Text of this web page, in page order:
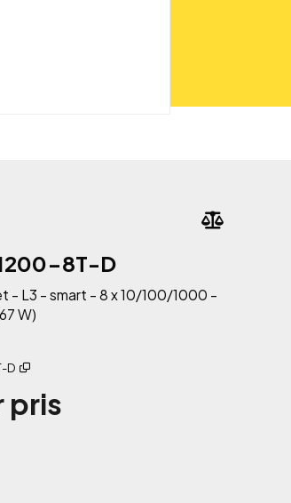
8T-D
- L3 - smart - 8 x 10/100/1000 -
W)
D
pris